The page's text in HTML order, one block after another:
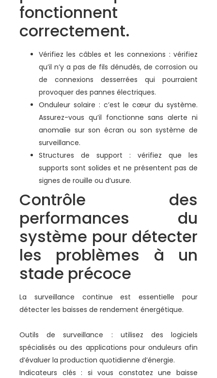
fonctionnent
correctement.
Vérifiez les câbles et les connexions : vérifiez
qu’il n’y a pas de fils dénudés, de corrosion ou
de connexions desserrées qui pourraient
provoquer des pannes électriques.
Onduleur solaire : c’est le cœur du système.
Assurez-vous qu’il fonctionne sans alerte ni
anomalie sur son écran ou son système de
surveillance.
Structures de support : vérifiez que les
supports sont solides et ne présentent pas de
signes de rouille ou d’usure.
Contrôle des
performances du
système pour détecter
les problèmes à un
stade précoce
La surveillance continue est essentielle pour
détecter les baisses de rendement énergétique.
Outils de surveillance : utilisez des logiciels
spécialisés ou des applications pour onduleurs afin
d’évaluer la production quotidienne d’énergie.
Indicateurs clés : si vous constatez une baisse